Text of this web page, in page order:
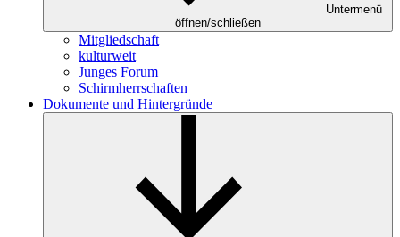
Untermenü
öffnen/schließen
Mitgliedschaft
kulturweit
Junges Forum
Schirmherrschaften
Dokumente und Hintergründe